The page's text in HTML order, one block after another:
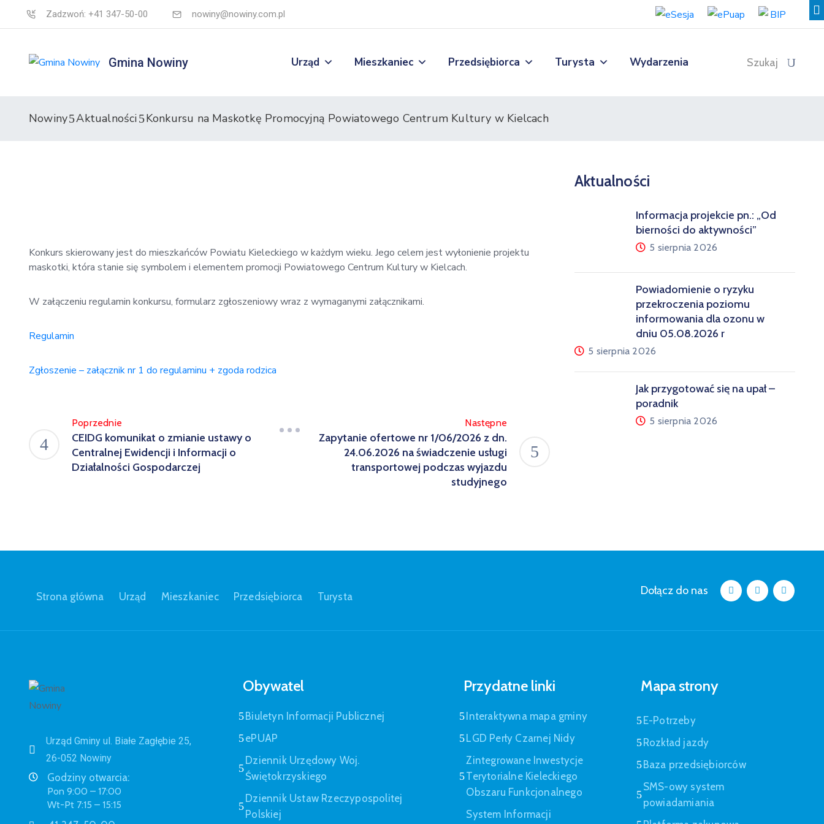
Zadzwoń: +41 347-50-00 nowiny@nowiny.com.pl
Gmina Nowiny Urząd Mieszkaniec Przedsiębiorca Turysta Wydarzenia Szukaj
Nowiny Aktualności Konkursu na Maskotkę Promocyjną Powiatowego Centrum Kultury w Kielcach
Konkurs skierowany jest do mieszkańców Powiatu Kieleckiego w każdym wieku. Jego celem jest wyłonienie projektu
maskotki, która stanie się symbolem i elementem promocji Powiatowego Centrum Kultury w Kielcach.
W załączeniu regulamin konkursu, formularz zgłoszeniowy wraz z wymaganymi załącznikami.
Regulamin
Zgłoszenie – załącznik nr 1 do regulaminu + zgoda rodzica
Poprzednie
CEIDG komunikat o zmianie ustawy o
Centralnej Ewidencji i Informacji o
Działalności Gospodarczej
Następne
Zapytanie ofertowe nr 1/06/2026 z dn.
24.06.2026 na świadczenie usługi
transportowej podczas wyjazdu
studyjnego
Aktualności
Informacja projekcie pn.: „Od
bierności do aktywności”
5 sierpnia 2026
Powiadomienie o ryzyku
przekroczenia poziomu
informowania dla ozonu w
dniu 05.08.2026 r
5 sierpnia 2026
Jak przygotować się na upał –
poradnik
5 sierpnia 2026
Strona główna Urząd Mieszkaniec Przedsiębiorca Turysta Dołącz do nas
Urząd Gminy ul. Białe Zagłębie 25,
26-052 Nowiny
Godziny otwarcia:
Pon 9:00 – 17:00
Wt-Pt 7:15 – 15:15
Obywatel
Biuletyn Informacji Publicznej
ePUAP
Dziennik Urzędowy Woj.
Świętokrzyskiego
Dziennik Ustaw Rzeczypospolitej
Polskiej
Przydatne linki
Interaktywna mapa gminy
LGD Perły Czarnej Nidy
Zintegrowane Inwestycje
Terytorialne Kieleckiego
Obszaru Funkcjonalnego
System Informacji
Mapa strony
E-Potrzeby
Rozkład jazdy
Baza przedsiębiorców
SMS-owy system
powiadamiania